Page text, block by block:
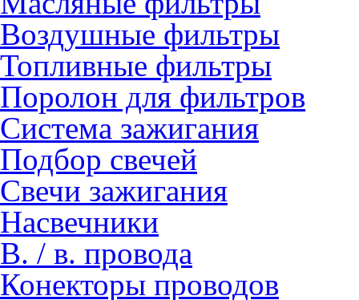
Воздушные фильтры
Топливные фильтры
Поролон для фильтров
Система зажигания
Подбор свечей
Свечи зажигания
Насвечники
В. / в. провода
Конекторы проводов